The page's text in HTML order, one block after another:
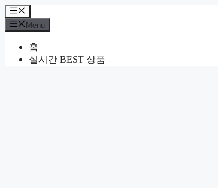
Skip
to
content
Menu
Menu
홈
실시간 BEST 상품